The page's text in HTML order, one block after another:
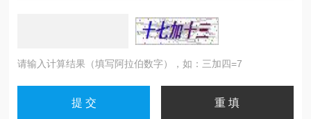
请输入计算结果（填写阿拉伯数字），如：三加四=7